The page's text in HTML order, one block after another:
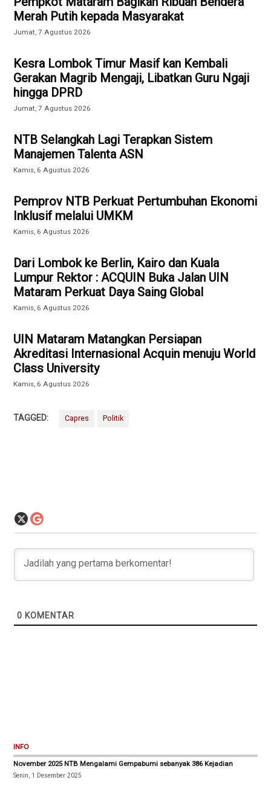
Merah Putih kepada Masyarakat
Jumat, 7 Agustus 2026
Kesra Lombok Timur Masif kan Kembali
Gerakan Magrib Mengaji, Libatkan Guru Ngaji
hingga DPRD
Jumat, 7 Agustus 2026
NTB Selangkah Lagi Terapkan Sistem
Manajemen Talenta ASN
Kamis, 6 Agustus 2026
Pemprov NTB Perkuat Pertumbuhan Ekonomi
Inklusif melalui UMKM
Kamis, 6 Agustus 2026
Dari Lombok ke Berlin, Kairo dan Kuala
Lumpur Rektor : ACQUIN Buka Jalan UIN
Mataram Perkuat Daya Saing Global
Kamis, 6 Agustus 2026
UIN Mataram Matangkan Persiapan
Akreditasi Internasional Acquin menuju World
Class University
Kamis, 6 Agustus 2026
TAGGED: Capres Politik
0 KOMENTAR
INFO
November 2025 NTB Mengalami Gempabumi sebanyak 386 Kejadian
Senin, 1 Desember 2025